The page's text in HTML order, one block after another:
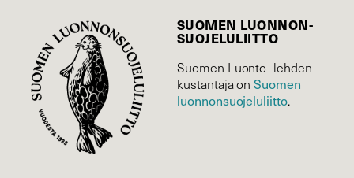
SUOMEN LUONNON­
SUOJELU­LIITTO
Suomen Luonto -lehden
kustantaja onSuomen
luonnonsuojelu­liitto.